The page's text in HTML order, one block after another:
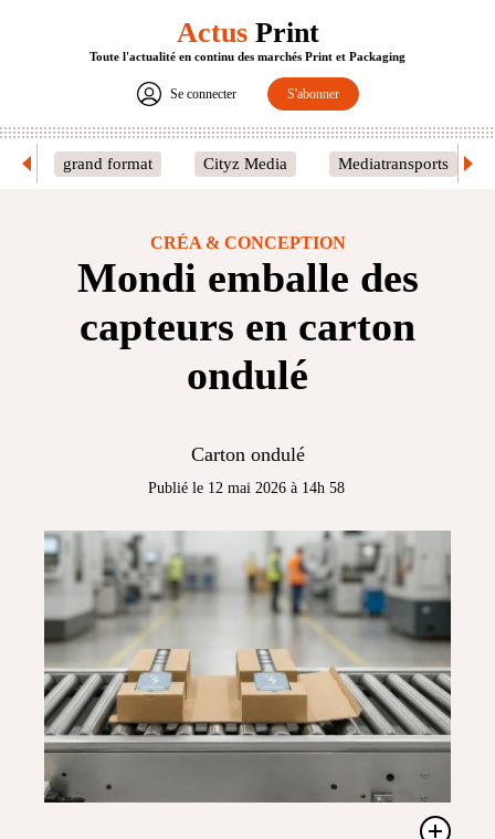
ActusPrint
Toute l'actualité en continu des marchés Print et Packaging
Se connecter S'abonner
grand format Cityz Media Mediatransports
CRÉA & CONCEPTION
Mondi emballe des
capteurs en carton
ondulé
Carton ondulé
Publié le 12 mai 2026 à 14h 58